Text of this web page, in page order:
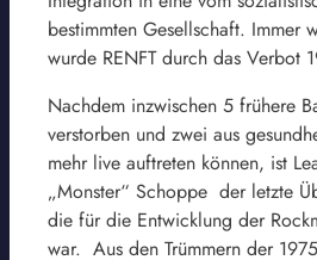
bestimmten Gesellschaft. Immer
wurde RENFT durch das Verbot
Nachdem inzwischen 5 frühere
verstorben und zwei aus
mehr live auftreten können, ist
„Monster“ Schoppe der letzte
die für die Entwicklung der
war. Aus den Trümmern der